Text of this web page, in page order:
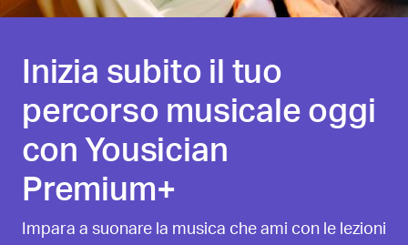
Inizia subito il tuo
percorso musicale oggi
con Yousician
Premium+
Impara a suonare la musica che ami con le lezioni